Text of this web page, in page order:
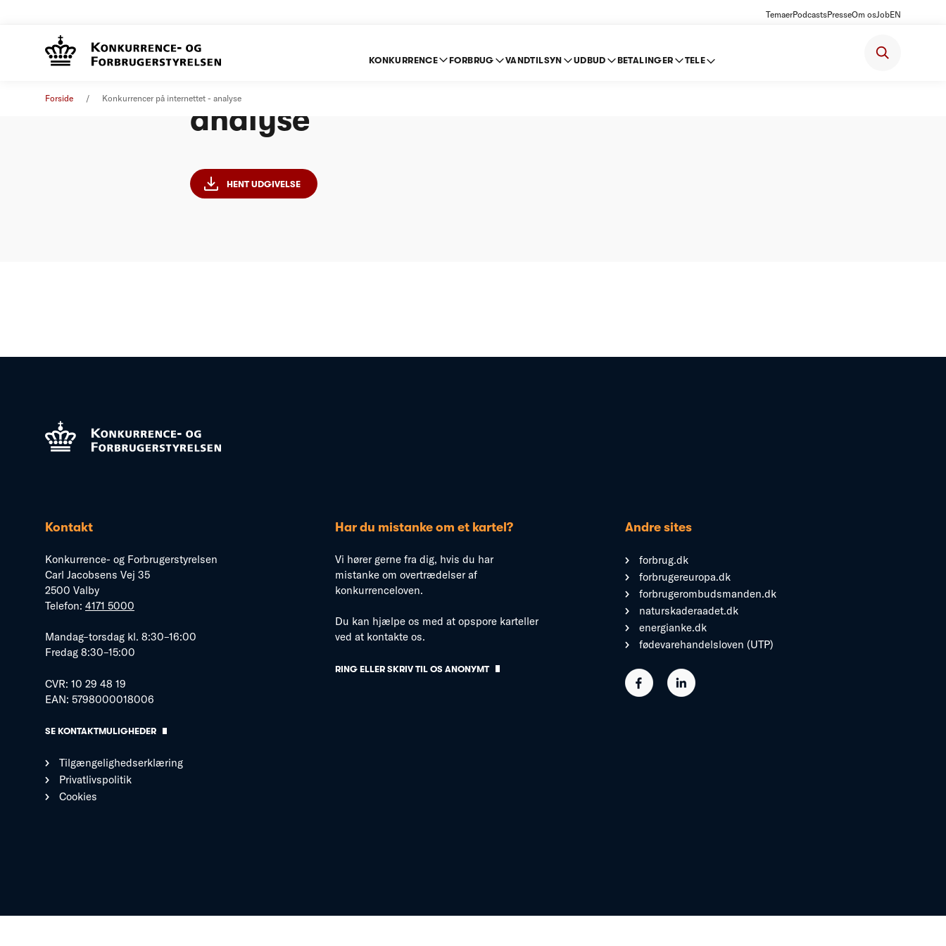
TemaerPodcastsPresseOm osJobEN
KONKURRENCE FORBRUG VANDTILSYN UDBUD BETALINGER TELE
Forside Konkurrencer på internettet - analyse
analyse
HENT UDGIVELSE
Kontakt
Konkurrence- og Forbrugerstyrelsen
Carl Jacobsens Vej 35
2500 Valby
Telefon: 4171 5000
Mandag–torsdag kl. 8:30–16:00
Fredag 8:30–15:00
CVR: 10 29 48 19
EAN: 5798000018006
SE KONTAKTMULIGHEDER
Tilgængelighedserklæring
Privatlivspolitik
Cookies
Har du mistanke om et kartel?
Vi hører gerne fra dig, hvis du har
mistanke om overtrædelser af
konkurrenceloven.
Du kan hjælpe os med at opspore karteller
ved at kontakte os.
RING ELLER SKRIV TIL OS ANONYMT
Andre sites
forbrug.dk
forbrugereuropa.dk
forbrugerombudsmanden.dk
naturskaderaadet.dk
energianke.dk
fødevarehandelsloven (UTP)